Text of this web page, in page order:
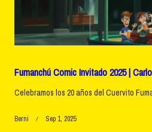
Fumanchú Comic Invitado 2025 |
Celebramos los 20 años del Cuervito
Berni Sep 1, 2025